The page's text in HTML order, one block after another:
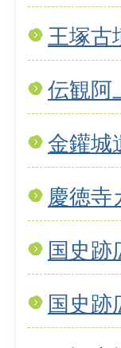
王塚古
伝観阿
金鑵城
慶徳寺
国史跡
国史跡